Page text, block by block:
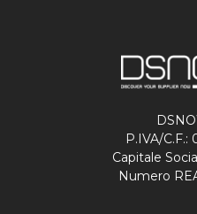
P.IVA/C.F.:
Capitale
Numero